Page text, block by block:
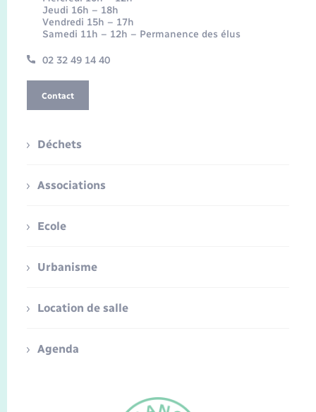
Jeudi 16h – 18h
Vendredi 15h – 17h
Samedi 11h – 12h – Permanence des élus
02 32 49 14 40
Contact
Déchets
Associations
Ecole
Urbanisme
Location de salle
Agenda